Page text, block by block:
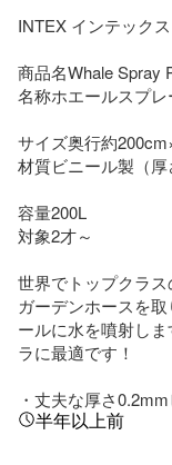
INTEX インテックス
商品名Whale Spray
名称ホエールスプ
サイズ奥行約
材質ビニール製（厚
容量200L
対象2才～
世界でトップクラス
ガーデンホースを
ールに水を噴射し
ラに最適です！
・丈夫な厚さ
半年以上前